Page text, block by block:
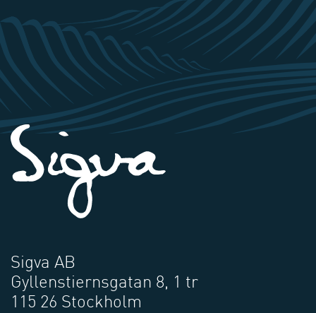
Sigva AB
Gyllenstiernsgatan 8, 1 tr
115 26 Stockholm